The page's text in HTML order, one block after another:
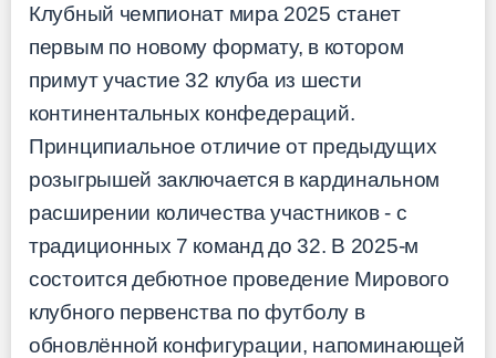
Клубный чемпионат мира 2025 станет
первым по новому формату, в котором
примут участие 32 клуба из шести
континентальных конфедераций.
Принципиальное отличие от предыдущих
розыгрышей заключается в кардинальном
расширении количества участников - с
традиционных 7 команд до 32. В 2025-м
состоится дебютное проведение Мирового
клубного первенства по футболу в
обновлённой конфигурации, напоминающей